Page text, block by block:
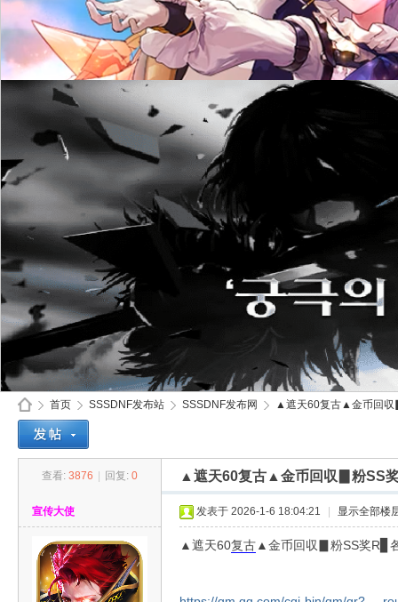
首页
›
SSSDNF发布站 SSSDNF发布网
›
▲遮天60复古▲金币回
查看: 3876 回复: 0 ▲遮天60复古▲金币回収▊粉SS
宣传大使 发表于 2026-1-6 18:04:21 显示全部楼
▲遮天60复古▲金币回収▊粉SS奖R▊